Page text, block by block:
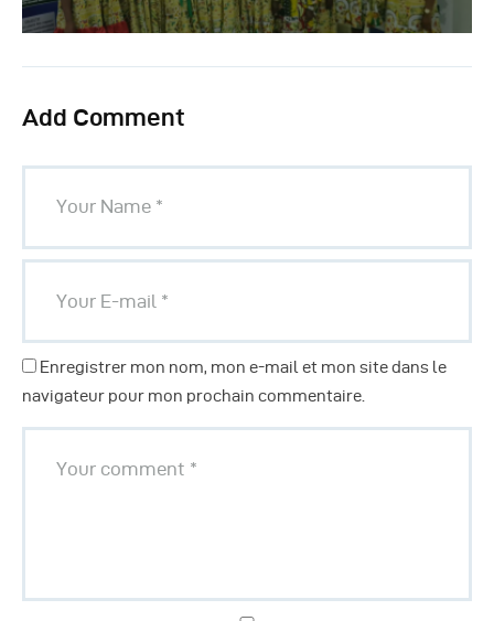
Add Comment
Enregistrer mon nom, mon e-mail et mon site dans le
navigateur pour mon prochain commentaire.